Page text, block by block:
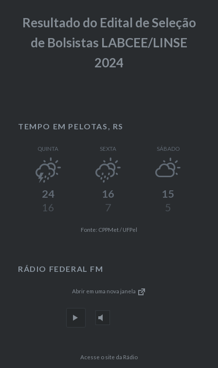
Resultado do Edital de Seleção
de Bolsistas LABCEE/LINSE
2024
TEMPO EM PELOTAS, RS
QUINTA
24
16
SEXTA
16
7
SÁBADO
15
5
Fonte: CPPMet / UFPel
RÁDIO FEDERAL FM
Abrir em uma nova janela
Acesse o site da Rádio